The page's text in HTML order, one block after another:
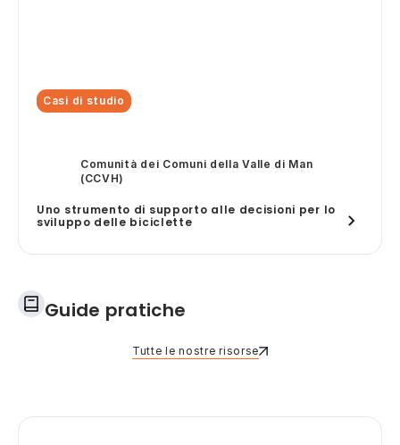
Casi di studio
Comunità dei Comuni della Valle di Man
(CCVH)
Uno strumento di supporto alle decisioni per lo
sviluppo delle biciclette
Guide pratiche
Tutte le nostre risorse